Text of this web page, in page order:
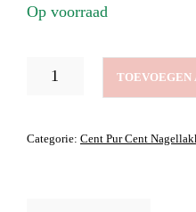
Op voorraad
HOTTER
PINK
TOEVOEGEN
Categorie: Cent Pur Cent